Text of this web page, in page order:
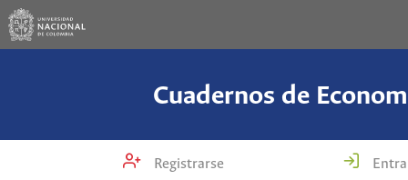
Cuadernos de
Registrarse